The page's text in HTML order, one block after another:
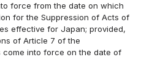
force from the date on which
for the Suppression of Acts of
effective for Japan; provided,
of Article 7 of the
come into force on the date of